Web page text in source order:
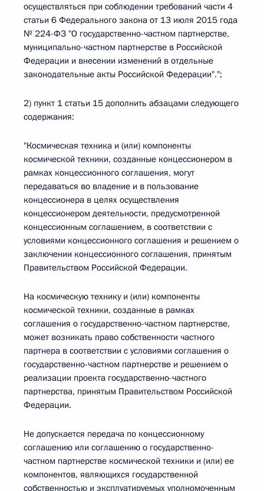
осуществляться при соблюдении требований части 4
статьи 6 Федерального закона от 13 июля 2015 года
№ 224-ФЗ "О государственно-частном партнерстве,
муниципально-частном партнерстве в Российской
Федерации и внесении изменений в отдельные
законодательные акты Российской Федерации".";
2) пункт 1 статьи 15 дополнить абзацами следующего
содержания:
"Космическая техника и (или) компоненты
космической техники, созданные концессионером в
рамках концессионного соглашения, могут
передаваться во владение и в пользование
концессионера в целях осуществления
концессионером деятельности, предусмотренной
концессионным соглашением, в соответствии с
условиями концессионного соглашения и решением о
заключении концессионного соглашения, принятым
Правительством Российской Федерации.
На космическую технику и (или) компоненты
космической техники, созданные в рамках
соглашения о государственно-частном партнерстве,
может возникать право собственности частного
партнера в соответствии с условиями соглашения о
государственно-частном партнерстве и решением о
реализации проекта государственно-частного
партнерства, принятым Правительством Российской
Федерации.
Не допускается передача по концессионному
соглашению или соглашению о государственно-
частном партнерстве космической техники и (или) ее
компонентов, являющихся государственной
собственностью и эксплуатируемых уполномоченным